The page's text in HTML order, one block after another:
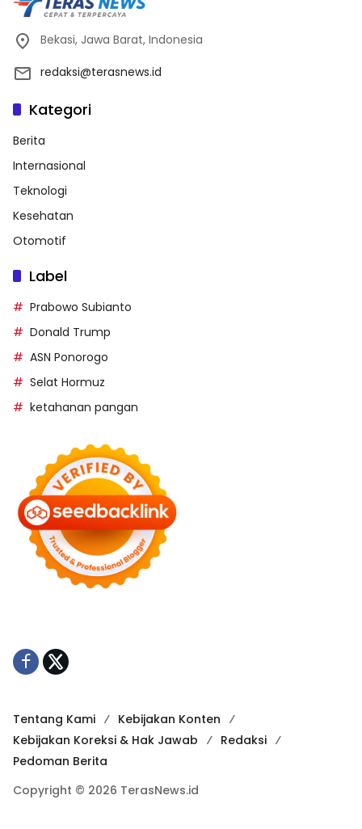
Bekasi, Jawa Barat, Indonesia
redaksi@terasnews.id
Kategori
Berita
Internasional
Teknologi
Kesehatan
Otomotif
Label
Prabowo Subianto
Donald Trump
ASN Ponorogo
Selat Hormuz
ketahanan pangan
Tentang Kami
Kebijakan Konten
Kebijakan Koreksi & Hak Jawab
Redaksi
Pedoman Berita
Copyright © 2026 TerasNews.id